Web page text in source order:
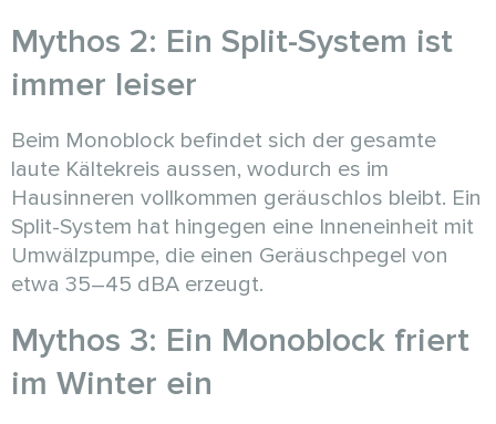
Mythos 2: Ein Split-System ist
immer leiser
Beim Monoblock befindet sich der gesamte
laute Kältekreis aussen, wodurch es im
Hausinneren vollkommen geräuschlos bleibt. Ein
Split-System hat hingegen eine Inneneinheit mit
Umwälzpumpe, die einen Geräuschpegel von
etwa 35–45 dBA erzeugt.
Mythos 3: Ein Monoblock friert
im Winter ein